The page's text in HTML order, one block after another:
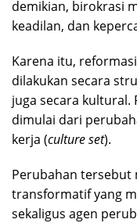
demikian, birokrasi
keadilan, dan
Karena itu,
dilakukan secara
juga secara
dimulai dari
kerja (culture set).
Perubahan tersebut
transformatif yang
sekaligus agen